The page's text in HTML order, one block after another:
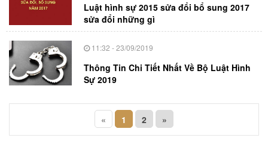
Luật hình sự 2015 sửa đổi bổ sung 2017
sửa đổi những gì
11:32 - 23/09/2019
Thông Tin Chi Tiết Nhất Về Bộ Luật Hình
Sự 2019
« 1 2 »